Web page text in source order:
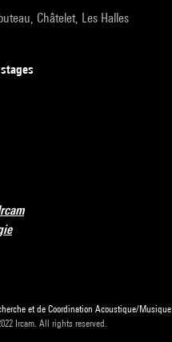
Châtelet, Les Halles
et de Coordination Acoustique/Musique
Ircam. All rights reserved.